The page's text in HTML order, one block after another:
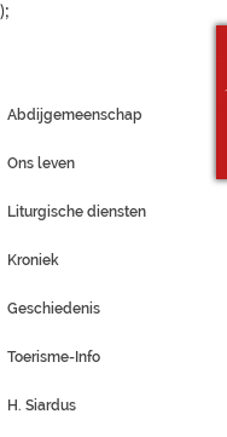
);
Abdijgemeenschap
Ons leven
Liturgische diensten
Kroniek
Geschiedenis
Toerisme-Info
H. Siardus